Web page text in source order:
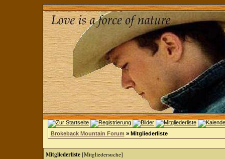
Brokeback Mountain Forum » Mitgliederliste
Mitgliederliste [Mitgliedersuche]